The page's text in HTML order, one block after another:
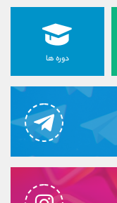
دوره ها